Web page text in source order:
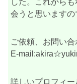
した。これから
会うと思いますの
ご依頼、お問い合
E-
詳しいプロフィ